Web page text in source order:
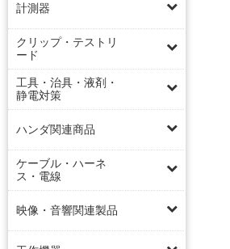
計測器
クリップ・テストリ
ード
工具・治具・液剤・
静電対策
ハンダ関連商品
ケーブル・ハーネ
ス・電線
映像・音響関連製品